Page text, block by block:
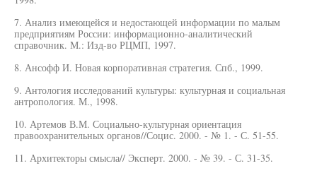
7. Анализ имеющейся и недостающей информации по малым
предприятиям России: информационно-аналитический
справочник. М.: Изд-во РЦМП, 1997.
8. Ансофф И. Новая корпоративная стратегия. Спб., 1999.
9. Антология исследований культуры: культурная и социальная
антропология. М., 1998.
10. Артемов В.М. Социально-культурная ориентация
правоохранительных органов//Социс. 2000. - № 1. - С. 51-55.
11. Архитекторы смысла// Эксперт. 2000. - № 39. - С. 31-35.